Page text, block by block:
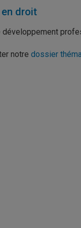
droit
notre dossier